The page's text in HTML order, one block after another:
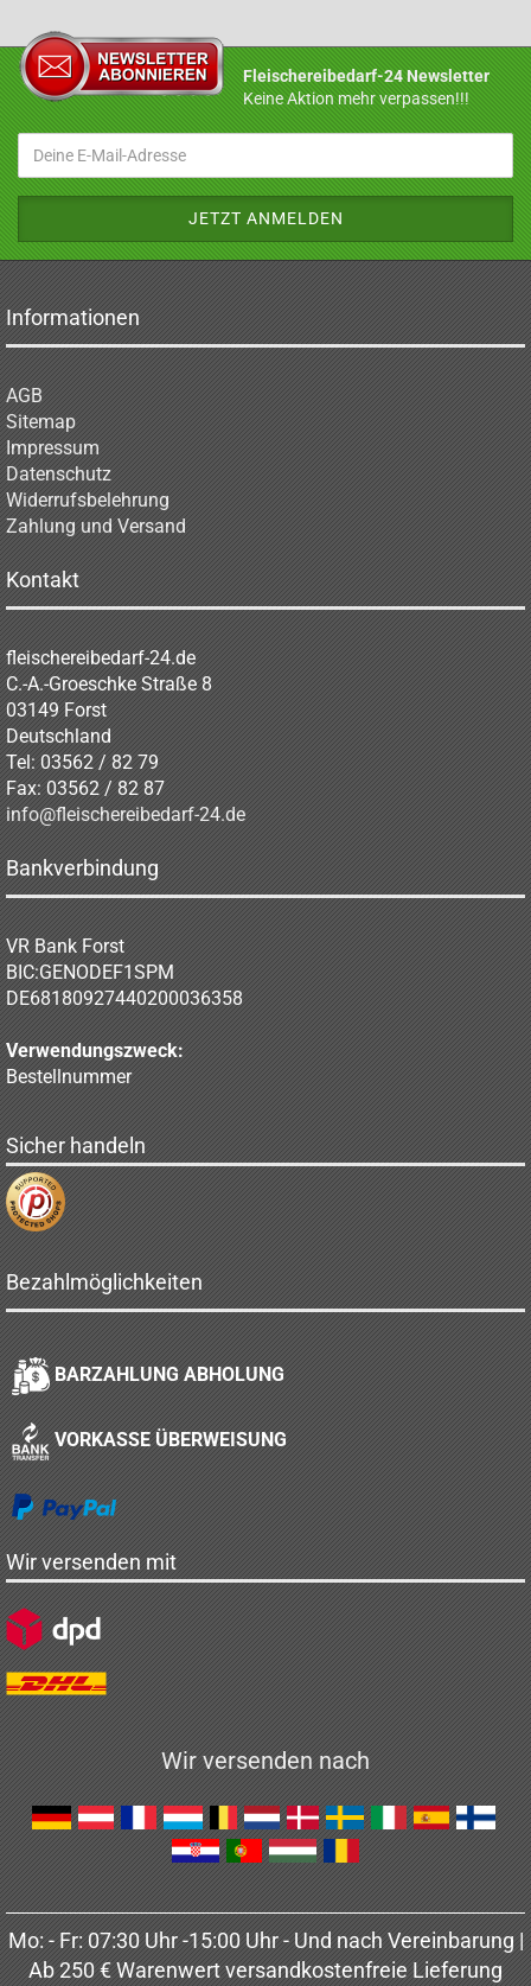
Fleischereibedarf-24 Newsletter
Keine Aktion mehr verpassen!!!
Informationen
AGB
Sitemap
Impressum
Datenschutz
Widerrufsbelehrung
Zahlung und Versand
Kontakt
fleischereibedarf-24.de
C.-A.-Groeschke Straße 8
03149 Forst
Deutschland
Tel: 03562 / 82 79
Fax: 03562 / 82 87
info@fleischereibedarf-24.de
Bankverbindung
VR Bank Forst
BIC:GENODEF1SPM
DE68180927440200036358
Verwendungszweck:
Bestellnummer
Sicher handeln
Bezahlmöglichkeiten
BARZAHLUNG ABHOLUNG
VORKASSE ÜBERWEISUNG
Wir versenden mit
Wir versenden nach
Mo: - Fr: 07:30 Uhr -15:00 Uhr - Und nach Vereinbarung |
Ab 250 € Warenwert versandkostenfreie Lieferung